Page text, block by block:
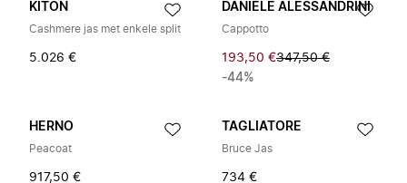
KITON
Cashmere jas met enkele split
5.026 €
DANIELE ALESSANDRINI
Cappotto
193,50 €347,50 €
-44%
HERNO
Peacoat
917,50 €
TAGLIATORE
Bruce Jas
734 €